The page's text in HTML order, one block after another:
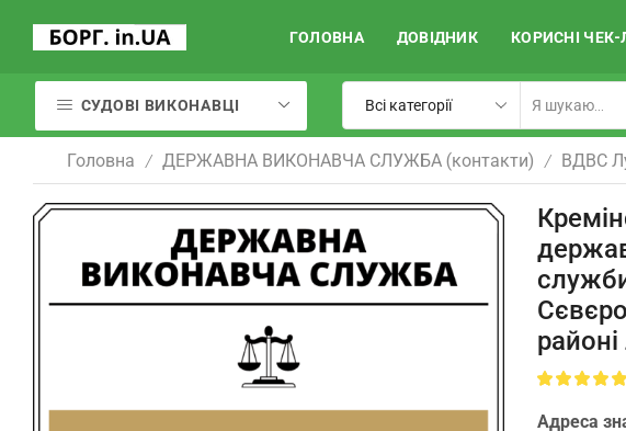
ГОЛОВНА ДОВІДНИК КОРИСНІ
СУДОВІ ВИКОНАВЦІ
Головна / ДЕРЖАВНА ВИКОНАВЧА СЛУЖБА (контакти) / ВДВС
Адреса